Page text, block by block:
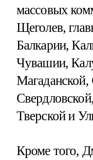
массовых
Щеголев,
Балкарии,
Чувашии,
Магаданской,
Тверской и
Кроме того,